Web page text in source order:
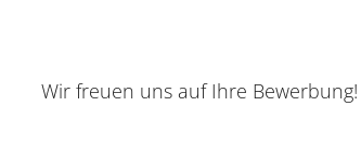
Wir freuen uns auf Ihre Bewerbung!